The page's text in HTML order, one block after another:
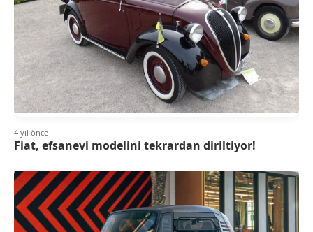
4 yıl önce
Fiat, efsanevi modelini tekrardan diriltiyor!